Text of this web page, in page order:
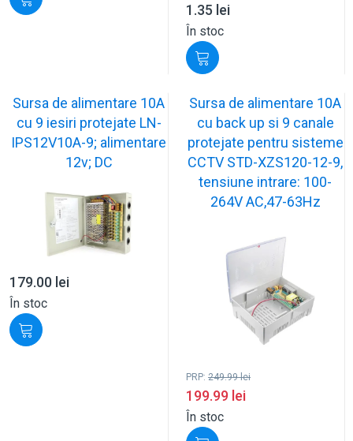
1.35 lei
În stoc
Sursa de alimentare 10A
cu 9 iesiri protejate LN-
IPS12V10A-9; alimentare
12v; DC
179.00 lei
În stoc
Sursa de alimentare 10A
cu back up si 9 canale
protejate pentru sisteme
CCTV STD-XZS120-12-9,
tensiune intrare: 100-
264V AC,47-63Hz
PRP: 249.99lei
199.99 lei
În stoc